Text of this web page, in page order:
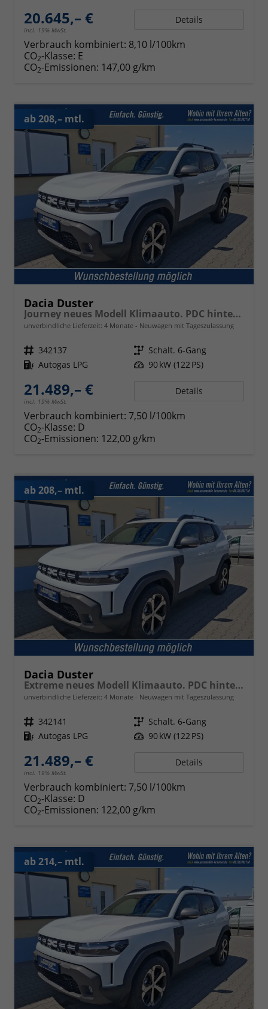
20.645,– €
incl. 19% MwSt.
Details
Verbrauch kombiniert: 8,10 l/100km
CO2-Klasse: E
CO2-Emissionen: 147,00 g/km
ab 208,– mtl.
Dacia Duster
Journey neues Modell Klimaauto. PDC hinten Kamera Tempomat Hands-free K. 18 Zoll Leichtmetallf.
unverbindliche Lieferzeit: 4 Monate Neuwagen mit Tageszulassung
Fahrzeugnr. 342137 Getriebe Schalt. 6-Gang
Kraftstoff Autogas LPG Leistung 90 kW (122 PS)
21.489,– €
incl. 19% MwSt.
Details
Verbrauch kombiniert: 7,50 l/100km
CO2-Klasse: D
CO2-Emissionen: 122,00 g/km
ab 208,– mtl.
Dacia Duster
Extreme neues Modell Klimaauto. PDC hinten Kamera Tempomat Hands-free K. 17 Zoll Leichtmetallf.
unverbindliche Lieferzeit: 4 Monate Neuwagen mit Tageszulassung
Fahrzeugnr. 342141 Getriebe Schalt. 6-Gang
Kraftstoff Autogas LPG Leistung 90 kW (122 PS)
21.489,– €
incl. 19% MwSt.
Details
Verbrauch kombiniert: 7,50 l/100km
CO2-Klasse: D
CO2-Emissionen: 122,00 g/km
ab 214,– mtl.